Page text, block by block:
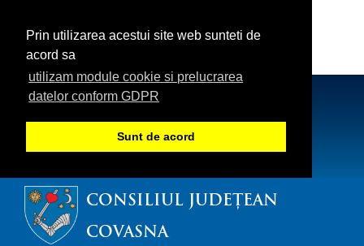
Prin utilizarea acestui site web sunteti de
acord sa
utilizam module cookie si prelucrarea
datelor conform GDPR
Sunt de acord
CONSILIUL JUDEȚEAN
COVASNA